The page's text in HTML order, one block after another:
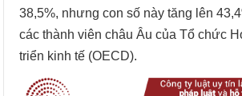
38,5%, nhưng con số này tăng lên
các thành viên châu Âu của Tổ chức
triển kinh tế (OECD).